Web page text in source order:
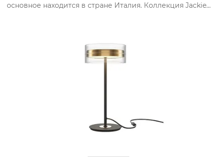
основное находится в стране Италия. Коллекция Jackie...